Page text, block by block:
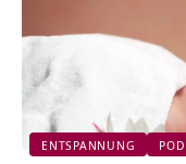
ENTSPANNUNG